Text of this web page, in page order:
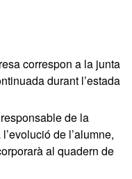
correspon a la junta
durant l’estada
de la
de l’alumne,
al quadern de